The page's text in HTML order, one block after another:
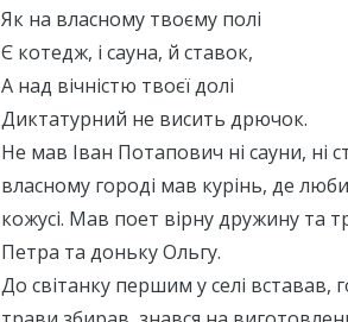
Як на власному твоєму полі
Є котедж, і сауна, й ставок,
А над вічністю твоєї долі
Диктатурний не висить дрючок.
Не мав Іван Потапович ні сауни, ні
власному городі мав курінь, де
кожусі. Мав поет вірну дружину та
Петра та доньку Ольгу.
До світанку першим у селі вставав,